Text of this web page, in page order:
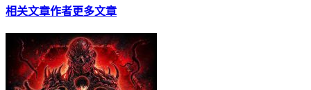
相关文章作者更多文章